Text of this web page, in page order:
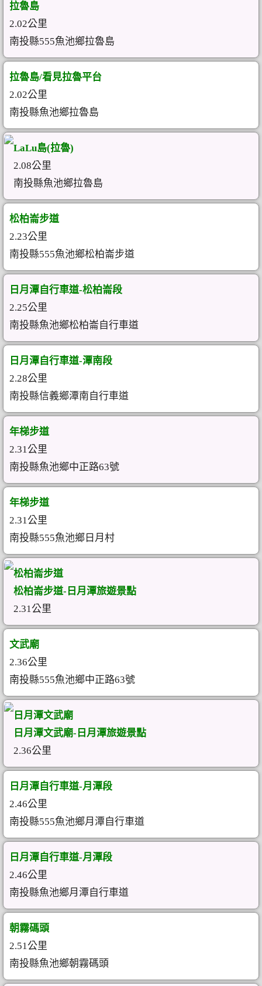
拉魯島
2.02公里
南投縣555魚池鄉拉魯島
拉魯島/看見拉魯平台
2.02公里
南投縣魚池鄉拉魯島
LaLu島(拉魯)
2.08公里
南投縣魚池鄉拉魯島
松柏崙步道
2.23公里
南投縣555魚池鄉松柏崙步道
日月潭自行車道-松柏崙段
2.25公里
南投縣魚池鄉松柏崙自行車道
日月潭自行車道-潭南段
2.28公里
南投縣信義鄉潭南自行車道
年梯步道
2.31公里
南投縣魚池鄉中正路63號
年梯步道
2.31公里
南投縣555魚池鄉日月村
松柏崙步道
松柏崙步道-日月潭旅遊景點
2.31公里
文武廟
2.36公里
南投縣555魚池鄉中正路63號
日月潭文武廟
日月潭文武廟-日月潭旅遊景點
2.36公里
日月潭自行車道-月潭段
2.46公里
南投縣555魚池鄉月潭自行車道
日月潭自行車道-月潭段
2.46公里
南投縣魚池鄉月潭自行車道
朝霧碼頭
2.51公里
南投縣魚池鄉朝霧碼頭